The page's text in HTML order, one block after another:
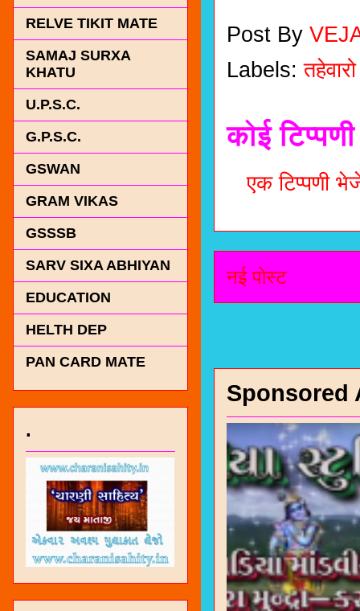
Post By
Labels:तहेवारो
कोई
एक टिप्पणी
नई पोस्ट
Sponsored
RELVE TIKIT MATE
SAMAJ SURXA
KHATU
U.P.S.C.
G.P.S.C.
GSWAN
GRAM VIKAS
GSSSB
SARV SIXA ABHIYAN
EDUCATION
HELTH DEP
PAN CARD MATE
.